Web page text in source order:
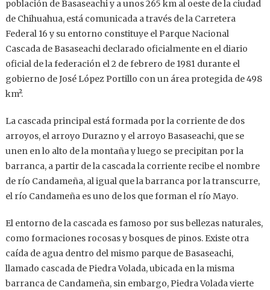
población de Basaseachi y a unos 265 km al oeste de la ciudad
de Chihuahua, está comunicada a través de la Carretera
Federal 16 y su entorno constituye el Parque Nacional
Cascada de Basaseachi declarado oficialmente en el diario
oficial de la federación el 2 de febrero de 1981 durante el
gobierno de José López Portillo con un área protegida de 498
km².
La cascada principal está formada por la corriente de dos
arroyos, el arroyo Durazno y el arroyo Basaseachi, que se
unen en lo alto de la montaña y luego se precipitan por la
barranca, a partir de la cascada la corriente recibe el nombre
de río Candameña, al igual que la barranca por la transcurre,
el río Candameña es uno de los que forman el río Mayo.
El entorno de la cascada es famoso por sus bellezas naturales,
como formaciones rocosas y bosques de pinos. Existe otra
caída de agua dentro del mismo parque de Basaseachi,
llamado cascada de Piedra Volada, ubicada en la misma
barranca de Candameña, sin embargo, Piedra Volada vierte